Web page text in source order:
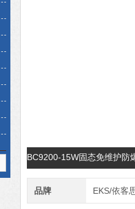
BC9200-15W固态免维护防
品牌 EKS/依客